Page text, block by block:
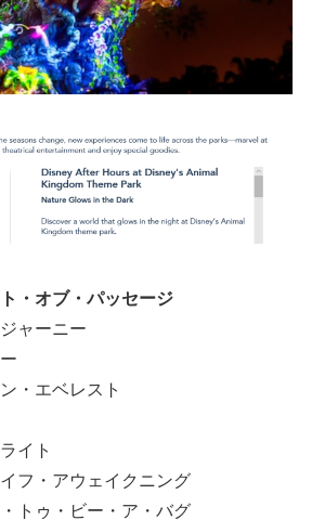
・オブ・パッセージ
ャーニー
・エベレスト
イト
フ・アウェイクニング
トゥ・ビー・ア・バグ